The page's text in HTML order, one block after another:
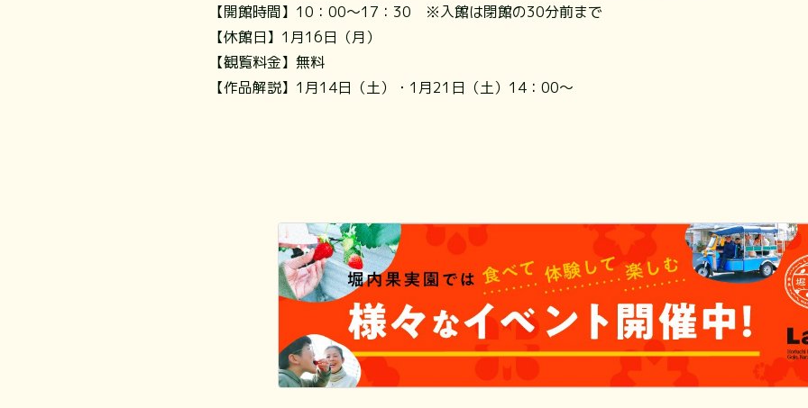
【開館時間】10：00～17：30 ※入館は閉館の30分前まで
【休館日】1月16日（月）
【観覧料金】無料
【作品解説】1月14日（土）・1月21日（土）14：00～